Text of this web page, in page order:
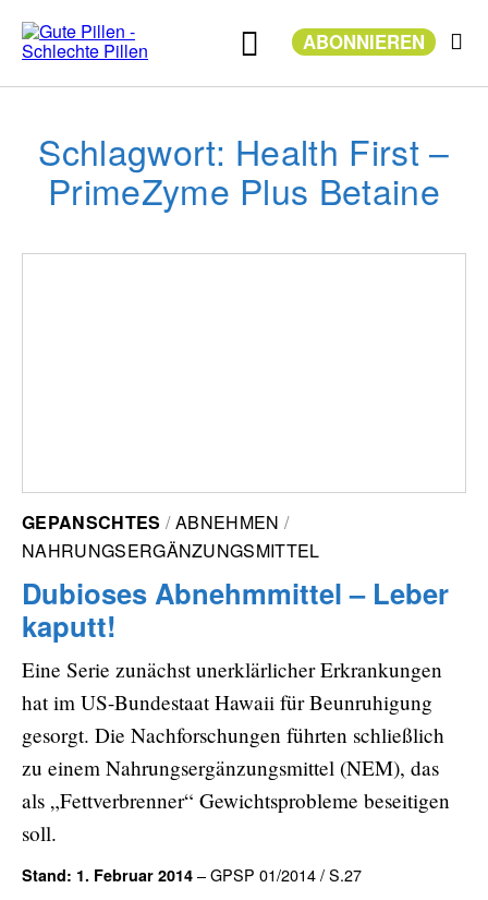
Inhalt
springen ABONNIEREN
Schlagwort: Health First –
PrimeZyme Plus Betaine
GEPANSCHTES
ABNEHMEN
NAHRUNGSERGÄNZUNGSMITTEL
Dubioses Abnehmmittel – Leber
kaputt!
Eine Serie zunächst unerklärlicher Erkrankungen
hat im US-Bundestaat Hawaii für Beunruhigung
gesorgt. Die Nachforschungen führten schließlich
zu einem Nahrungsergänzungsmittel (NEM), das
als „Fettverbrenner“ Gewichtsprobleme beseitigen
soll.
Stand: 1. Februar 2014 – GPSP 01/2014 / S.27